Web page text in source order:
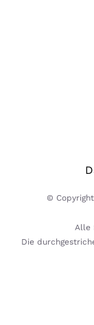
©
Alle
Die